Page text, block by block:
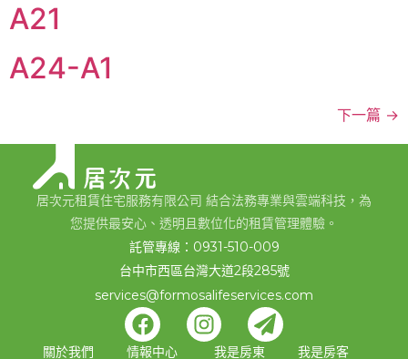
A21
A24-A1
下一篇 →
居次元租賃住宅服務有限公司 結合法務專業與雲端科技，為
您提供最安心、透明且數位化的租賃管理體驗。
託管專線：0931-510-009
台中市西區台灣大道2段285號
services@formosalifeservices.com
關於我們 情報中心 我是房東 我是房客